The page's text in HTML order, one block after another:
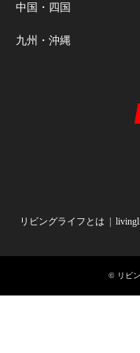
中国・四国
九州・沖縄
リビングライフとは
© リビ